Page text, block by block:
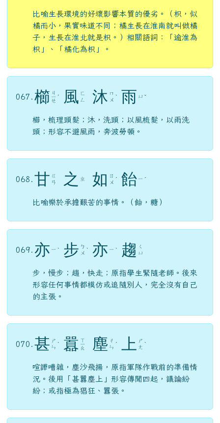
比喻生長環境的好壞影響本質的優劣。（枳，似
橘而小，果實味道不同；橘生長在淮南就叫做橘
子，生長在淮北就是枳。）相關語詞：「逾淮為
枳」、「橘化為枳」。
067. 櫛 ㄐ
ㄧ
ㄝ
ˊ 風 ㄈ
ㄥ
沐 ㄇ
ㄨ ˋ 雨 ㄩ ˇ
櫛，梳理頭髮；沐，洗頭；以風梳髮，以雨洗
頭；形容不避風雨，奔波勞頓。
068. 甘 ㄍ
ㄢ
之 ㄓ 如 ㄖ
ㄨ ˊ 飴 ㄧ ˊ
比喻樂於承擔艱苦的事情。（飴，糖）
069. 亦 ㄧ ˋ 步 ㄅ
ㄨ ˋ 亦 ㄧ ˋ 趨
ㄑ
ㄩ
步，慢步；趨，快走；原指學生緊隨老師。後來
形容任何事情都模仿或追隨別人，完全沒有自己
的主張。
070. 甚 ㄕ
ㄣ ˋ 囂 ㄒ
ㄧ
ㄠ 塵 ㄔ
ㄣ ˊ 上
ㄕ
ㄤ ˋ
喧譁嘈雜，塵沙飛揚，原指軍隊作戰前的準備情
況。後用「甚囂塵上」形容傳聞四起，議論紛
紛；或指極為猖狂、囂張。